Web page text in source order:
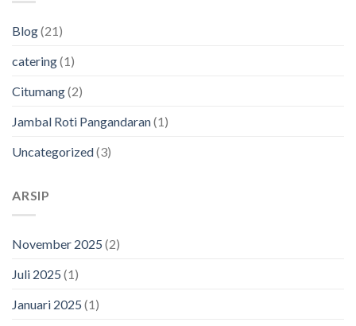
Blog(21)
catering(1)
Citumang(2)
Jambal Roti Pangandaran(1)
Uncategorized(3)
ARSIP
November 2025 (2)
Juli 2025 (1)
Januari 2025 (1)